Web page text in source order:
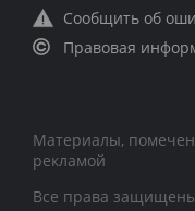
Сообщить об
Правовая
Материалы,
рекламой
Все права